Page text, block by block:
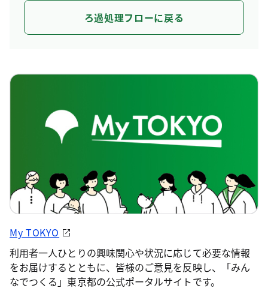
ろ過処理フローに戻る
My TOKYO
利用者一人ひとりの興味関心や状況に応じて必要な情報
をお届けするとともに、皆様のご意見を反映し、「みん
なでつくる」東京都の公式ポータルサイトです。